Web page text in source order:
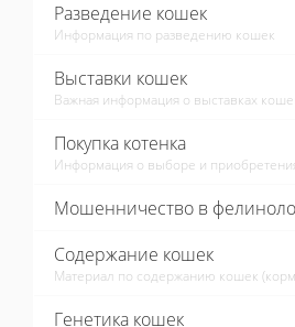
Разведение кошек
Информация по разведению кошек
Выставки кошек
Важная информация о выставках
Покупка котенка
Информация о выборе и
Мошенничество в
Содержание кошек
Материал по содержанию кошек
Генетика кошек